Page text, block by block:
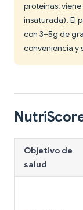
proteínas,
insaturada). El
con 3–5g de
conveniencia y
Objetivo de
salud